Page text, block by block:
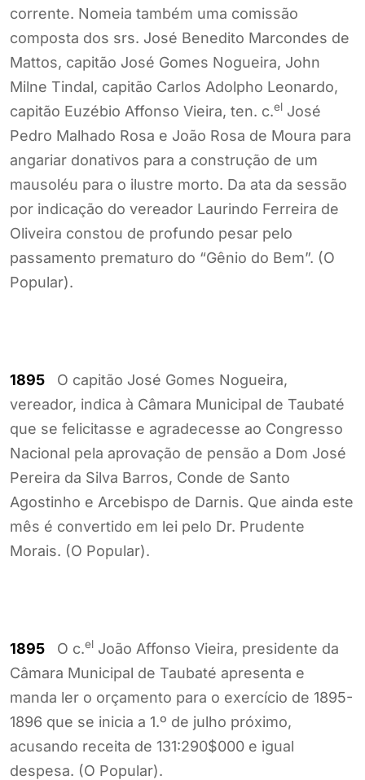
corrente. Nomeia também uma comissão
composta dos srs. José Benedito Marcondes de
Mattos, capitão José Gomes Nogueira, John
Milne Tindal, capitão Carlos Adolpho Leonardo,
capitão Euzébio Affonso Vieira, ten. c.el José
Pedro Malhado Rosa e João Rosa de Moura para
angariar donativos para a construção de um
mausoléu para o ilustre morto. Da ata da sessão
por indicação do vereador Laurindo Ferreira de
Oliveira constou de profundo pesar pelo
passamento prematuro do “Gênio do Bem”. (O
Popular).
1895 O capitão José Gomes Nogueira,
vereador, indica à Câmara Municipal de Taubaté
que se felicitasse e agradecesse ao Congresso
Nacional pela aprovação de pensão a Dom José
Pereira da Silva Barros, Conde de Santo
Agostinho e Arcebispo de Darnis. Que ainda este
mês é convertido em lei pelo Dr. Prudente
Morais. (O Popular).
1895 O c.el João Affonso Vieira, presidente da
Câmara Municipal de Taubaté apresenta e
manda ler o orçamento para o exercício de 1895-
1896 que se inicia a 1.º de julho próximo,
acusando receita de 131:290$000 e igual
despesa. (O Popular).